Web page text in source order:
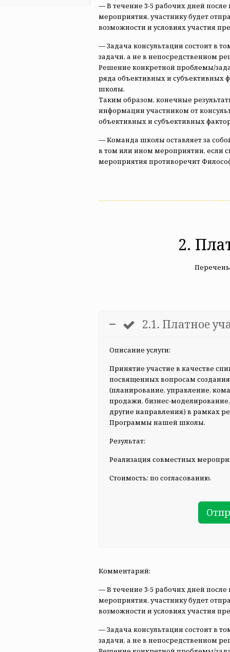
— В течение 3-5 рабочих дней
мероприятия, участнику будет
возможности и условиях участия
— Задача консультации состоит в
задачи, а не в непосредственном
Решение конкретной проблемы/
ряда объективных и субъективных
школы.
Таким образом, конечные
информации участником от
объективных и субъективных
— Команда школы оставляет за
в том или ином мероприятии, если
мероприятия противоречит
2.
2.1. Платное
Описание услуги:
Принятие участие в качестве
посвященных вопросам
(планирование, управление,
продажи, бизнес-
другие направления) в рамках
Программы нашей школы.
Результат:
Реализация совместных
Стоимость: по согласованию.
Комментарий:
— В течение 3-5 рабочих дней
мероприятия, участнику будет
возможности и условиях участия
— Задача консультации состоит в
задачи, а не в непосредственном